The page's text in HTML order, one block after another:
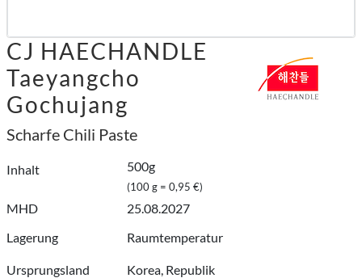
CJ HAECHANDLE
Taeyangcho
Gochujang
Scharfe Chili Paste
Inhalt 500g
(100 g = 0,95 €)
MHD
25.08.2027
Lagerung
Raumtemperatur
Ursprungsland Korea, Republik